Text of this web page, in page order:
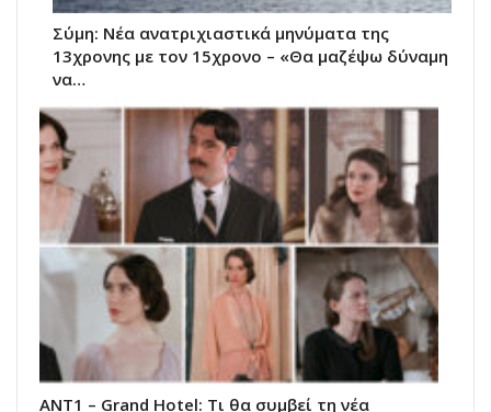
Σύμη: Nέα ανατριχιαστικά μηνύματα της
13χρονης με τον 15χρονο – «Θα μαζέψω δύναμη
να…
ΑΝΤ1 – Grand Hotel: Τι θα συμβεί τη νέα